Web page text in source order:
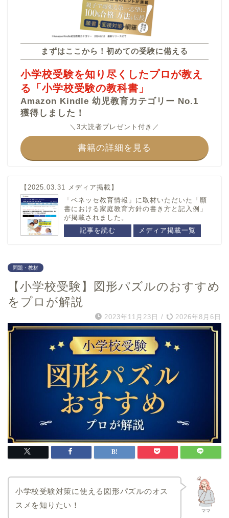
まずはここから！初めての受験に備える
小学校受験を知り尽くしたプロが教え
る「小学校受験の教科書」
Amazon Kindle 幼児教育カテゴリー No.1
獲得しました！
＼3大読者プレゼント付き／
書籍の詳細を見る
【2025.03.31 メディア掲載】
「ベネッセ教育情報」に取材いただいた「願
書における家庭教育方針の書き方と記入例」
が掲載されました。
記事を読む
メディア掲載一覧
問題・教材
【小学校受験】図形パズルのおすすめ
をプロが解説
2023年11月23日 / 2026年8月6日
ママ
小学校受験対策に使える図形パズルのオス
スメを知りたい！
カテゴリー
和歌山県
うつほの杜学園小学校
和歌山大学教育学部附属
小学校
智辯学園和歌山小学校
滋賀県
滋賀大学教育学部附属小
学校
宇都宮大学共同教育学部
附属小学校
群馬県
群馬大学共同教育学部附
属小学校
駿台甲府小学校
山梨学院小学校
静岡大学教育学部附属静
岡小学校
松小学校
福島大学附属小学校
関西創価小学校
アサンプション国際小学
利晶学園小学校
四天王寺小学校
四條畷学園小学校
城南学園小学校
城星学園小学校
香里ヌヴェール学院小学
校
大阪信愛学院小学校
大阪教育大学附属天王寺
小学校
大阪教育大学附属平野小
関西大学初等部
大阪金剛インターナショ